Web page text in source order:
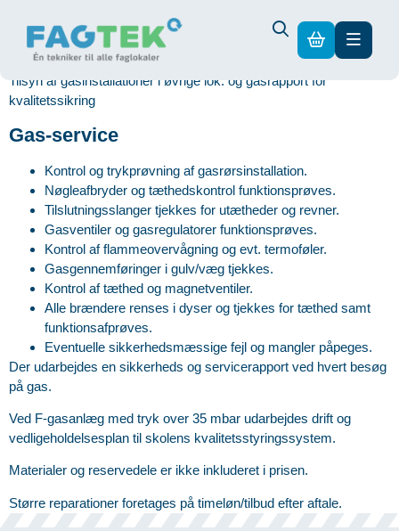
Din kurv
Din kurv er tom.
0,00kr.
Betalingsmetoder
Tilsyn af gasinstallationer i øvrige lok. og gasrapport for
kvalitetssikring
Gas-service
Kontrol og trykprøvning af gasrørsinstallation.
Nøgleafbryder og tæthedskontrol funktionsprøves.
Tilslutningsslanger tjekkes for utætheder og revner.
Gasventiler og gasregulatorer funktionsprøves.
Kontrol af flammeovervågning og evt. termoføler.
Gasgennemføringer i gulv/væg tjekkes.
Kontrol af tæthed og magnetventiler.
Alle brændere renses i dyser og tjekkes for tæthed samt
funktionsafprøves.
Eventuelle sikkerhedsmæssige fejl og mangler påpeges.
Der udarbejdes en sikkerheds og servicerapport ved hvert besøg
på gas.
Ved F-gasanlæg med tryk over 35 mbar udarbejdes drift og
vedligeholdelsesplan til skolens kvalitetsstyringssystem.
Materialer og reservedele er ikke inkluderet i prisen.
Større reparationer foretages på timeløn/tilbud efter aftale.